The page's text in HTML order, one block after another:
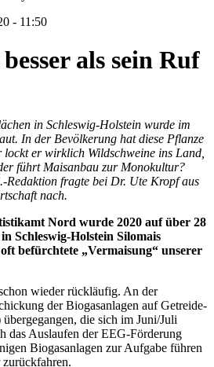
- 11:50
als sein Ruf
in Schleswig-Holstein wurde im
In der Bevölkerung hat diese Pflanze
lockt er wirklich Wildschweine ins Land,
führt Maisanbau zur Monokultur?
Redaktion fragte bei Dr. Ute Kropf aus
nach.
Nord wurde 2020 auf über 28
Schleswig-Holstein Silomais
befürchtete „Vermaisung“ unserer
wieder rückläufig. An der
der Biogasanlagen auf Getreide-
die sich im Juni/Juli
das Auslaufen der EEG-Förderung
Biogasanlagen zur Aufgabe führen